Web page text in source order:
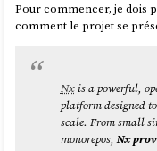
J'ai ensuite créé un
L'installation automatique
baremetal.
J'ai testé la désactivation de
demandé de saisir la clé
Pour commencer, je dois
comment le projet se
Nxis a powerful,
platform designed
scale. From small
monorepos,Nx